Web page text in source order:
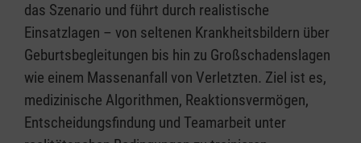
das Szenario und führt durch realistische
Einsatzlagen – von seltenen Krankheitsbildern über
Geburtsbegleitungen bis hin zu Großschadenslagen
wie einem Massenanfall von Verletzten. Ziel ist es,
medizinische Algorithmen, Reaktionsvermögen,
Entscheidungsfindung und Teamarbeit unter